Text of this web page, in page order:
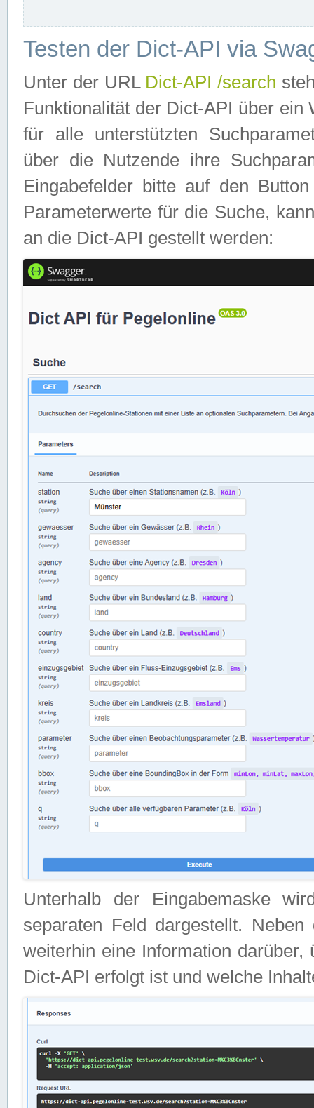
Testen der Dict-API via
Unter der URL Dict-API /search
Funktionalität der Dict-API über
für alle unterstützten
über die Nutzende ihre
Eingabefelder bitte auf den
Parameterwerte für die Suche,
an die Dict-API gestellt werden:
Unterhalb der Eingabemaske
separaten Feld dargestellt.
weiterhin eine Information
Dict-API erfolgt ist und welche